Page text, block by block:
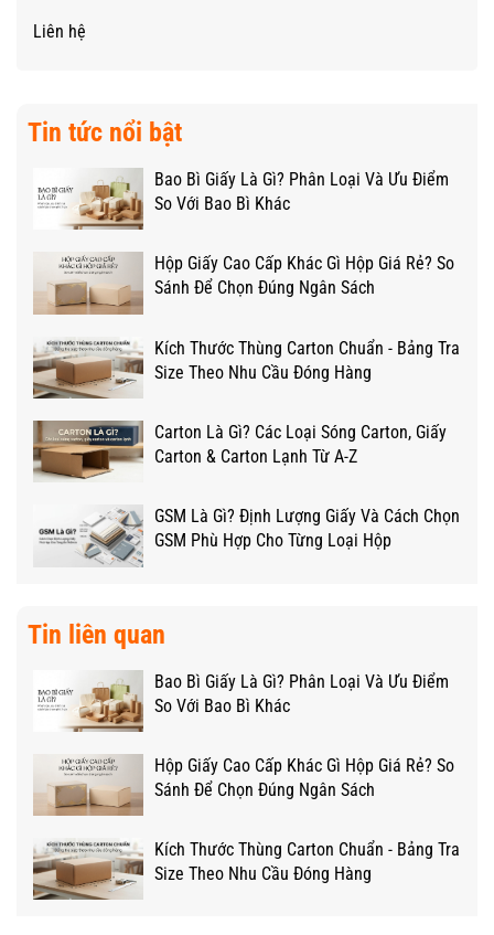
Liên hệ
Tin tức nổi bật
Bao Bì Giấy Là Gì? Phân Loại Và Ưu Điểm
So Với Bao Bì Khác
Hộp Giấy Cao Cấp Khác Gì Hộp Giá Rẻ? So
Sánh Để Chọn Đúng Ngân Sách
Kích Thước Thùng Carton Chuẩn - Bảng Tra
Size Theo Nhu Cầu Đóng Hàng
Carton Là Gì? Các Loại Sóng Carton, Giấy
Carton & Carton Lạnh Từ A-Z
GSM Là Gì? Định Lượng Giấy Và Cách Chọn
GSM Phù Hợp Cho Từng Loại Hộp
Tin liên quan
Bao Bì Giấy Là Gì? Phân Loại Và Ưu Điểm
So Với Bao Bì Khác
Hộp Giấy Cao Cấp Khác Gì Hộp Giá Rẻ? So
Sánh Để Chọn Đúng Ngân Sách
Kích Thước Thùng Carton Chuẩn - Bảng Tra
Size Theo Nhu Cầu Đóng Hàng